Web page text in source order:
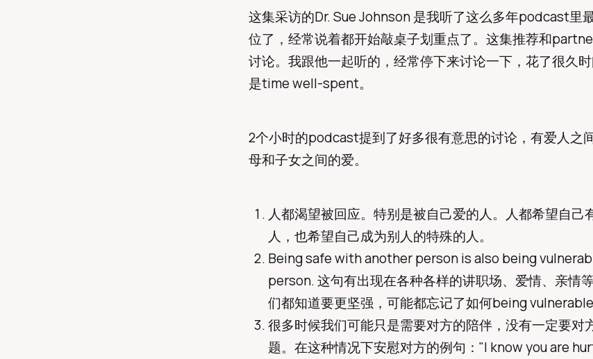
这集采访的Dr. Sue Johnson 是我听了这么多年podcast里
位了，经常说着都开始敲桌子划重点了。这集推荐和
讨论。我跟他一起听的，经常停下来讨论一下，花了很久
是time well-spent。
2个小时的podcast提到了好多很有意思的讨论，有爱人之
母和子女之间的爱。
人都渴望被回应。特别是被自己爱的人。人都希望自己
人，也希望自己成为别人的特殊的人。
Being safe with another person is also being
person. 这句有出现在各种各样的讲职场、爱情、亲情
们都知道要更坚强，可能都忘记了如何being vulnerable
很多时候我们可能只是需要对方的陪伴，没有一定要对
题。在这种情况下安慰对方的例句："I know you are